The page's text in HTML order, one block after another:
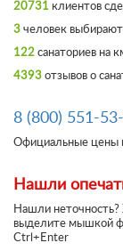
20731 клиентов
3 человек выбирают
122 санаториев на
4393 отзывов о
8 (800) 551-
Официальные цены
Нашли
Нашли
выделите мышкой
Ctrl+Enter